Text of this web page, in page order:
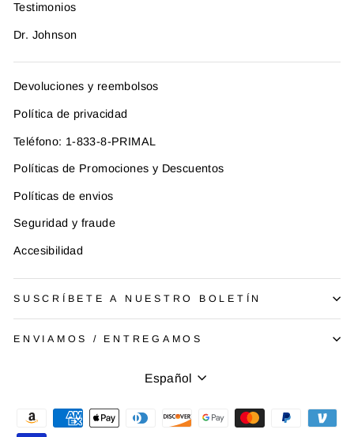
Testimonios
Dr. Johnson
Devoluciones y reembolsos
Política de privacidad
Teléfono: 1-833-8-PRIMAL
Políticas de Promociones y Descuentos
Políticas de envios
Seguridad y fraude
Accesibilidad
SUSCRÍBETE A NUESTRO BOLETÍN
ENVIAMOS / ENTREGAMOS
Idioma
Español